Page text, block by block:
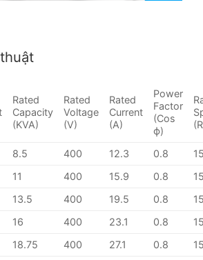
Rated
Capacity
(KVA)
Rated
Voltage
(V)
Rated
Current
(A)
Power
Factor
(Cos
ϕ)
8.5 400 12.3 0.8
11 400 15.9 0.8
13.5 400 19.5 0.8
16 400 23.1 0.8
18.75 400 27.1 0.8